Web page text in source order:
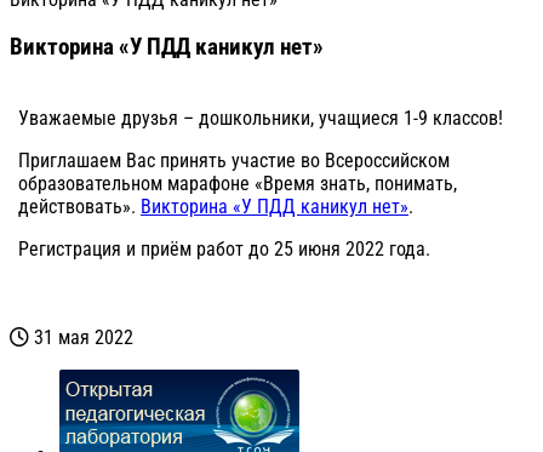
Викторина «У ПДД каникул нет»
Уважаемые друзья – дошкольники, учащиеся 1-9 классов!
Приглашаем Вас принять участие во Всероссийском
образовательном марафоне «Время знать, понимать,
действовать». Викторина «У ПДД каникул нет».
Регистрация и приём работ до 25 июня 2022 года.
31 мая 2022